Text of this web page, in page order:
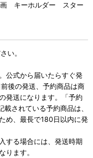
キーホルダー スター
い。
公式から届いたらすぐ発
後の発送、予約商品は商
発送になります。「予約
されている予約商品は、
め、最長で180日以内に発
する場合には、発送時期
ります。